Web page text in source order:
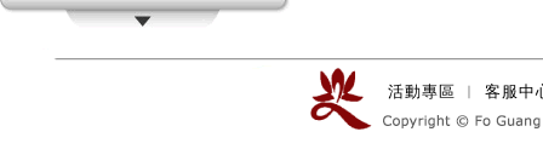
活動專區 ︱ 客服中